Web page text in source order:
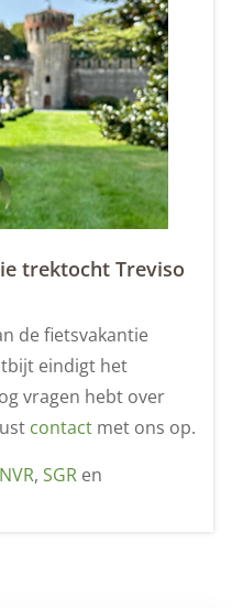
trektocht Treviso
de fietsvakantie
eindigt het
vragen hebt over
contact met ons op.
, SGR en